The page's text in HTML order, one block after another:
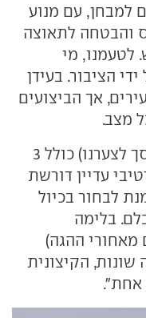
למבחן, עם מנוע
בודד בהספק של 286 כ"ס והבטחה לתאוצה
מ-0 ל-100 קמ"ש. לטעמנו, מי
הציבור. בעידן
אך הביצועים
מצב.
בורר מצבי הנהיגה (נשלט מהמסך לצערנו) כולל 3
עדיין דורשת
לבחור בכיול
בלימה
מאחורי ההגה)
הקיצונית
אחת".